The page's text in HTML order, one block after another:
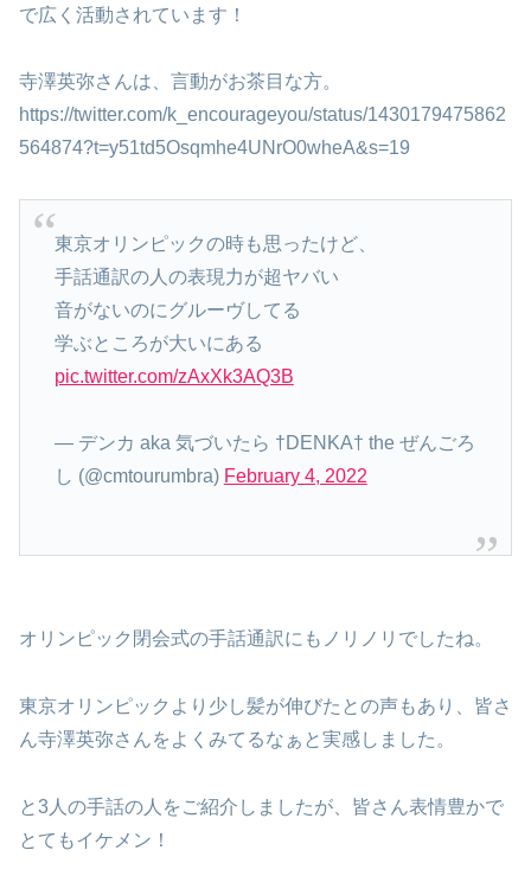
で広く活動されています！
寺澤英弥さんは、言動がお茶目な方。
https://twitter.com/k_encourageyou/status/1430179475862
564874?t=y51td5Osqmhe4UNrO0wheA&s=19
東京オリンピックの時も思ったけど、
手話通訳の人の表現力が超ヤバい
音がないのにグルーヴしてる
学ぶところが大いにある
pic.twitter.com/zAxXk3AQ3B
— デンカ aka 気づいたら †DENKA† the ぜんごろ
し (@cmtourumbra) February 4, 2022
オリンピック閉会式の手話通訳にもノリノリでしたね。
東京オリンピックより少し髪が伸びたとの声もあり、皆さ
ん寺澤英弥さんをよくみてるなぁと実感しました。
と3人の手話の人をご紹介しましたが、皆さん表情豊かで
とてもイケメン！